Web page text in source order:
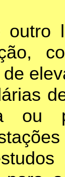
outro
ou